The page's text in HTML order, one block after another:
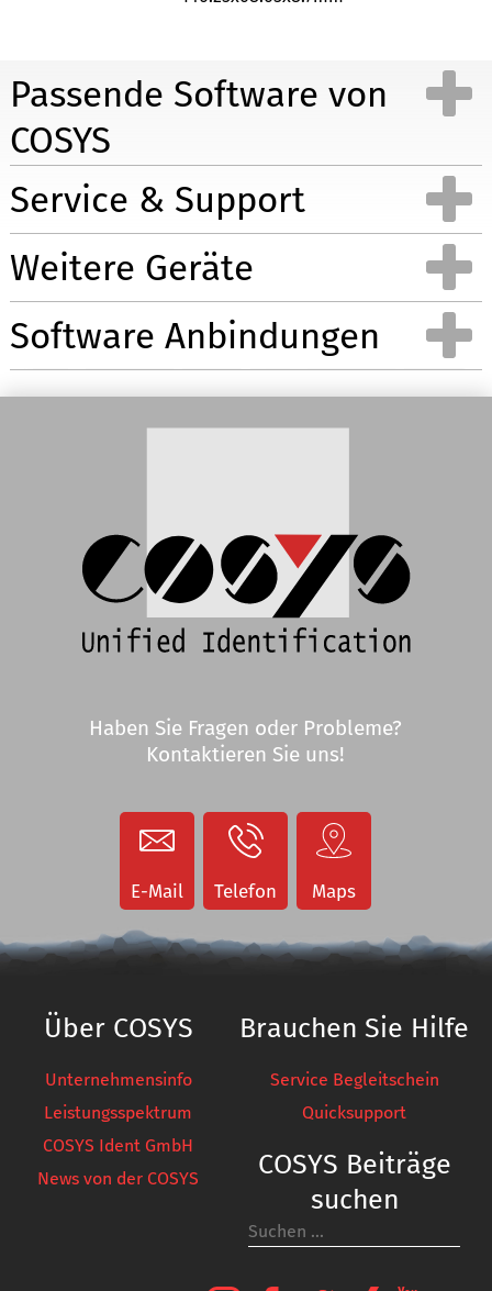
Passende Software von
COSYS
Demo Android App´s für
Inventur Cloud
Inventur Cloud App für Umlagerung App für
Wareneingang App für
Kommissionierung App
Service & Support
Weitere Geräte
MDE-Geräte
MDE Geräte Anzeigen
Handscanner Anzeigen
Etikettendrucker
Etikettendrucker
Anzeigen
Staplerterminals
Software Anbindungen
E-Mail Telefon Maps
Über COSYS
Unternehmensinfo
Leistungsspektrum
COSYS Ident GmbH
News von der COSYS
Brauchen Sie Hilfe
Service Begleitschein
Quicksupport
COSYS Beiträge
suchen